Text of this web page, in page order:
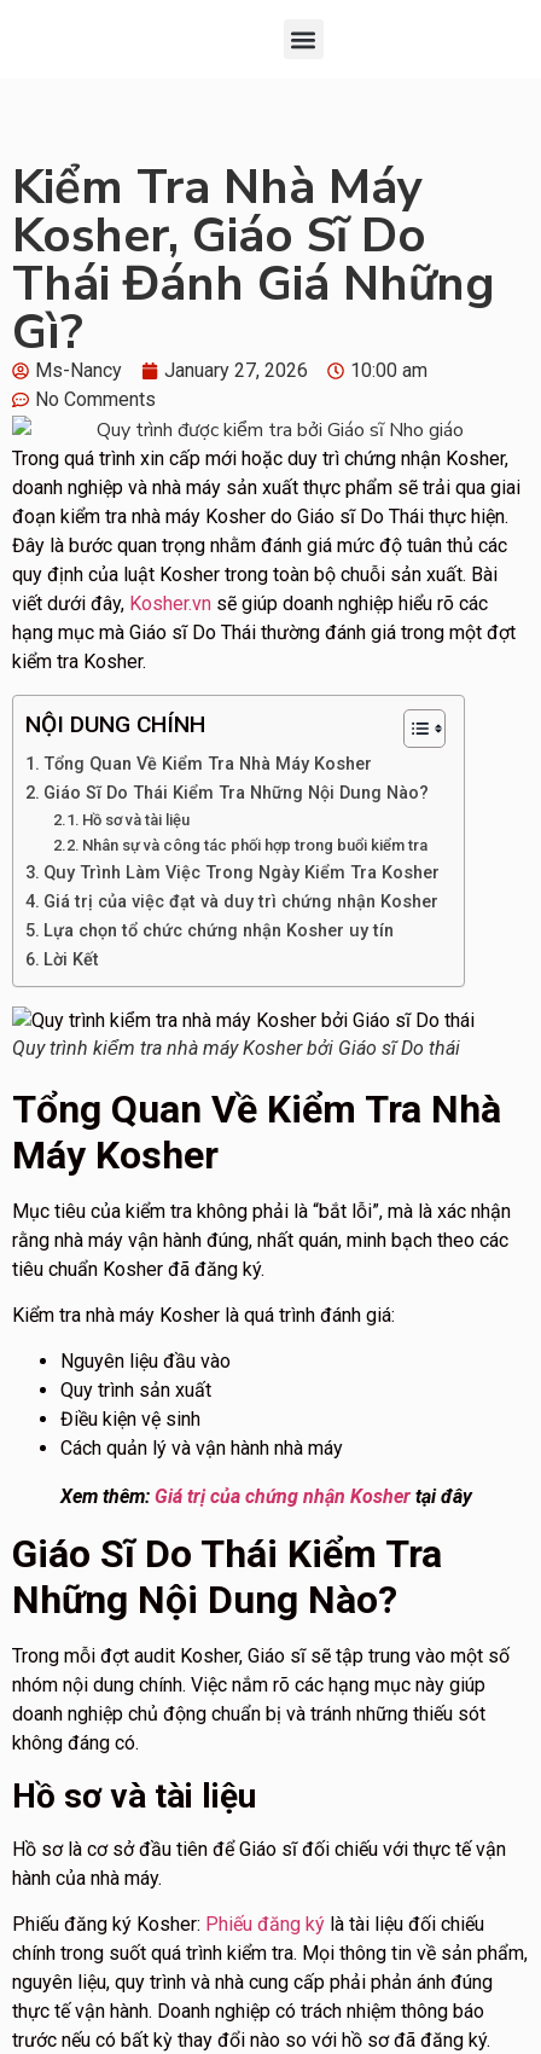
Kiểm Tra Nhà Máy
Kosher, Giáo Sĩ Do
Thái Đánh Giá Những
Gì?
Ms-Nancy January 27, 2026
10:00 am
No Comments
Trong quá trình xin cấp mới hoặc duy trì chứng nhận Kosher,
doanh nghiệp và nhà máy sản xuất thực phẩm sẽ trải qua giai
đoạn kiểm tra nhà máy Kosher do Giáo sĩ Do Thái thực hiện.
Đây là bước quan trọng nhằm đánh giá mức độ tuân thủ các
quy định của luật Kosher trong toàn bộ chuỗi sản xuất. Bài
viết dưới đây, Kosher.vn sẽ giúp doanh nghiệp hiểu rõ các
hạng mục mà Giáo sĩ Do Thái thường đánh giá trong một đợt
kiểm tra Kosher.
NỘI DUNG CHÍNH
Tổng Quan Về Kiểm Tra Nhà Máy Kosher
Giáo Sĩ Do Thái Kiểm Tra Những Nội Dung Nào?
Hồ sơ và tài liệu
Nhân sự và công tác phối hợp trong buổi kiểm tra
Quy Trình Làm Việc Trong Ngày Kiểm Tra Kosher
Giá trị của việc đạt và duy trì chứng nhận Kosher
Lựa chọn tổ chức chứng nhận Kosher uy tín
Lời Kết
Quy trình kiểm tra nhà máy Kosher bởi Giáo sĩ Do thái
Tổng Quan Về Kiểm Tra Nhà
Máy Kosher
Mục tiêu của kiểm tra không phải là “bắt lỗi”, mà là xác nhận
rằng nhà máy vận hành đúng, nhất quán, minh bạch theo các
tiêu chuẩn Kosher đã đăng ký.
Kiểm tra nhà máy Kosher là quá trình đánh giá:
Nguyên liệu đầu vào
Quy trình sản xuất
Điều kiện vệ sinh
Cách quản lý và vận hành nhà máy
Xem thêm: Giá trị của chứng nhận Kosher tại đây
Giáo Sĩ Do Thái Kiểm Tra
Những Nội Dung Nào?
Trong mỗi đợt audit Kosher, Giáo sĩ sẽ tập trung vào một số
nhóm nội dung chính. Việc nắm rõ các hạng mục này giúp
doanh nghiệp chủ động chuẩn bị và tránh những thiếu sót
không đáng có.
Hồ sơ và tài liệu
Hồ sơ là cơ sở đầu tiên để Giáo sĩ đối chiếu với thực tế vận
hành của nhà máy.
Phiếu đăng ký Kosher: Phiếu đăng ký là tài liệu đối chiếu
chính trong suốt quá trình kiểm tra. Mọi thông tin về sản phẩm,
nguyên liệu, quy trình và nhà cung cấp phải phản ánh đúng
thực tế vận hành. Doanh nghiệp có trách nhiệm thông báo
trước nếu có bất kỳ thay đổi nào so với hồ sơ đã đăng ký.